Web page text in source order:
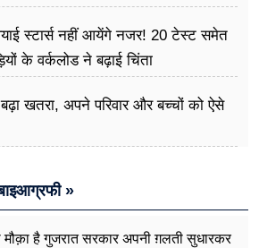
स्टार्स नहीं आयेंगे नजर! 20 टेस्ट समेत
के वर्कलोड ने बढ़ाई चिंता
बढ़ा खतरा, अपने परिवार और बच्चों को ऐसे
»
मौक़ा है गुजरात सरकार अपनी ग़लती सुधारकर